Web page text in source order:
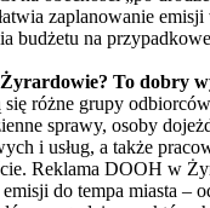
zaplanowanie
budżetu na
To dobry
różne grupy
sprawy, osoby
i usług, a także
Reklama DOOH w
do tempa miasta –